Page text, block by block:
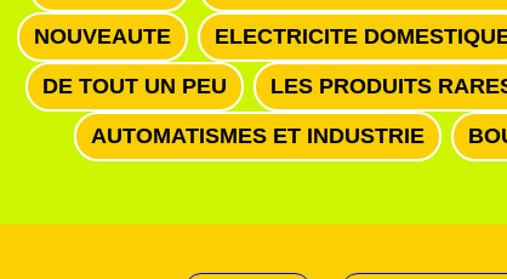
NOUVEAUTE ELECTRICITE
DE TOUT UN PEU LES PRODUITS
AUTOMATISMES ET INDUSTRIE